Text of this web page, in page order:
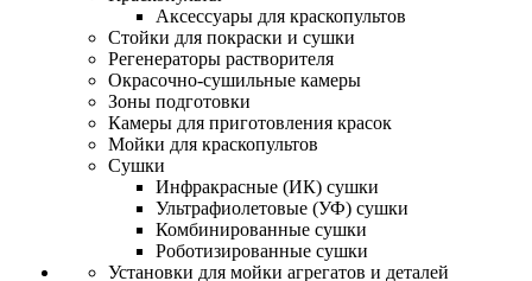
Аксессуары для краскопультов
Стойки для покраски и сушки
Регенераторы растворителя
Окрасочно-сушильные камеры
Зоны подготовки
Камеры для приготовления красок
Мойки для краскопультов
Сушки
Инфракрасные (ИК) сушки
Ультрафиолетовые (УФ) сушки
Комбинированные сушки
Роботизированные сушки
Установки для мойки агрегатов и деталей